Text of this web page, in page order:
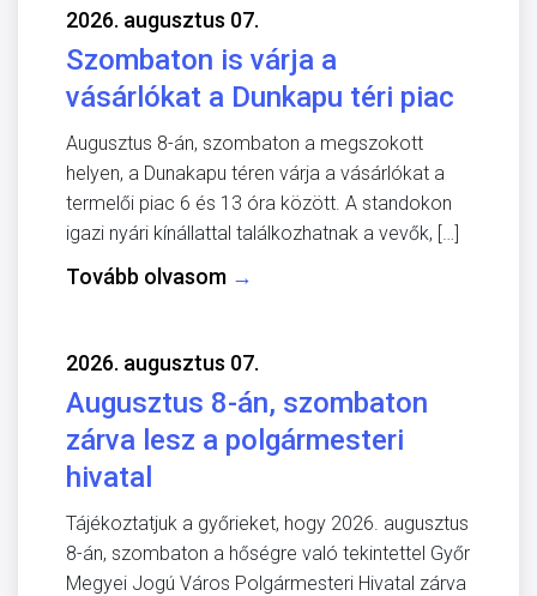
2026. augusztus 07.
Szombaton is várja a
vásárlókat a Dunkapu téri piac
Augusztus 8-án, szombaton a megszokott
helyen, a Dunakapu téren várja a vásárlókat a
termelői piac 6 és 13 óra között. A standokon
igazi nyári kínállattal találkozhatnak a vevők, […]
Tovább olvasom →
2026. augusztus 07.
Augusztus 8-án, szombaton
zárva lesz a polgármesteri
hivatal
Tájékoztatjuk a győrieket, hogy 2026. augusztus
8-án, szombaton a hőségre való tekintettel Győr
Megyei Jogú Város Polgármesteri Hivatal zárva